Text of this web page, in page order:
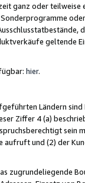
ganz oder
geltende
hier.
Ländern
Ziffer 4 (a)
sein
und (2) der
zugrundeliegende